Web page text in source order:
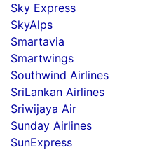
Sky Express
SkyAlps
Smartavia
Smartwings
Southwind Airlines
SriLankan Airlines
Sriwijaya Air
Sunday Airlines
SunExpress